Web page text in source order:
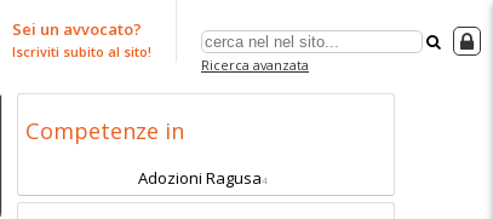
Ricerca avanzata
Sei un avvocato?
Iscriviti subito al sito!
Competenze in
Adozioni Ragusa4